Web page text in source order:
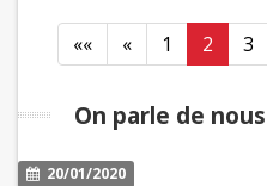
«« « 1 2 3
On parle de
20/01/2020